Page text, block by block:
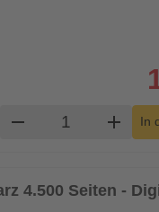
remove Produktadd In
4.500 Seiten -